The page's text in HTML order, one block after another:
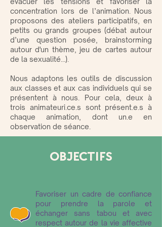
concentration lors de l’animation.
Nous
proposons des ateliers participatifs, en
petits ou grands groupes (débat autour
d’une question posée, brainstorming
autour d'un thème, jeu de cartes autour
de la sexualité...).
Nous adaptons les outils de discussion
aux classes et aux cas individuels qui se
présentent à nous. Pour cela, deux à
trois animateuri.ce.s sont présent.e.s à
chaque animation, dont un.e en
observation de séance.
OBJECTIFS
Favoriser un cadre de confiance
pour prendre la parole et
échanger sans tabou et avec
respect autour de la vie affective